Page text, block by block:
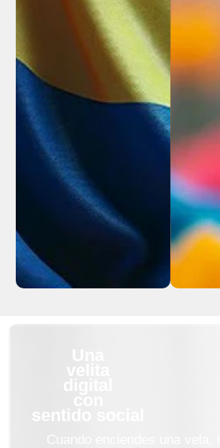
sentido social
Cuando enciendes una vela, la